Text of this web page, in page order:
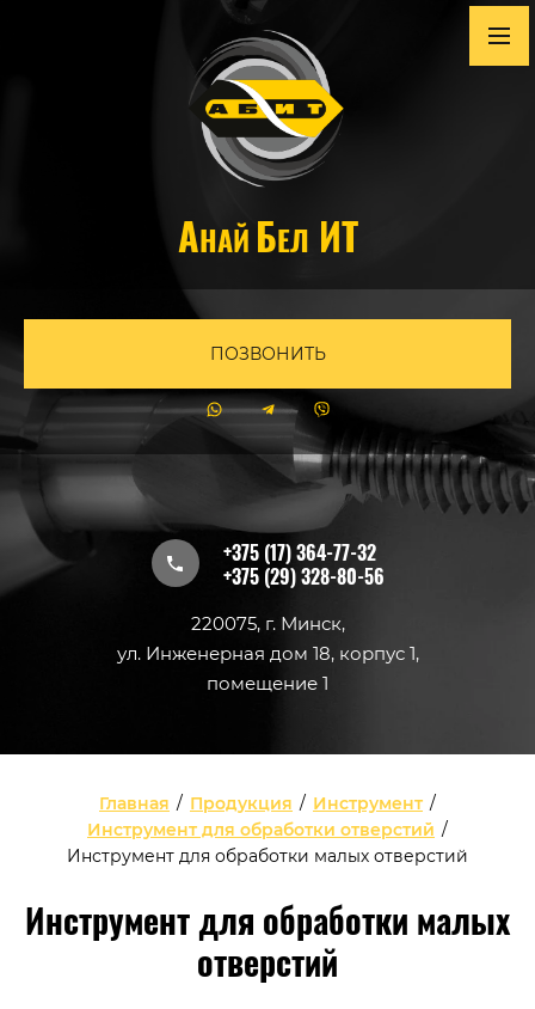
А НАЙ Б ЕЛ ИТ
ПОЗВОНИТЬ
+375 (17) 364-77-32
+375 (29) 328-80-56
220075, г. Минск,
ул. Инженерная дом 18, корпус 1,
помещение 1
Главная / Продукция / Инструмент /
Инструмент для обработки отверстий /
Инструмент для обработки малых отверстий
Инструмент для обработки малых
отверстий